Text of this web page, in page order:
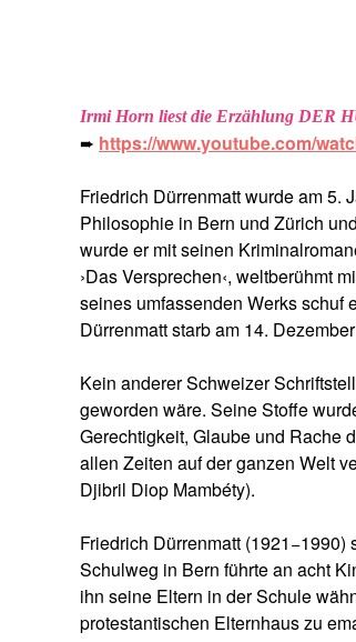
Irmi Horn liest die Erzählung DER
➨ https://www.youtube.com/
Friedrich Dürrenmatt wurde am 5.
Philosophie in Bern und Zürich
wurde er mit seinen
›Das Versprechen‹, weltberühmt
seines umfassenden Werks schuf
Dürrenmatt starb am 14.
Kein anderer Schweizer
geworden wäre. Seine Stoffe
Gerechtigkeit, Glaube und Rache
allen Zeiten auf der ganzen Welt
Djibril Diop Mambéty).
Friedrich Dürrenmatt
Schulweg in Bern führte an acht
ihn seine Eltern in der Schule
protestantischen Elternhaus zu